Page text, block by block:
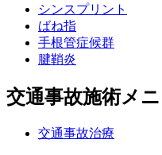
シンスプリント
ばね指
手根管症候群
腱鞘炎
交通事故施術メ
交通事故治療